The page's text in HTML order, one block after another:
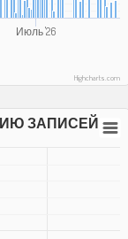
Июль '26
Highcharts.com
ЗАПИСЕЙ